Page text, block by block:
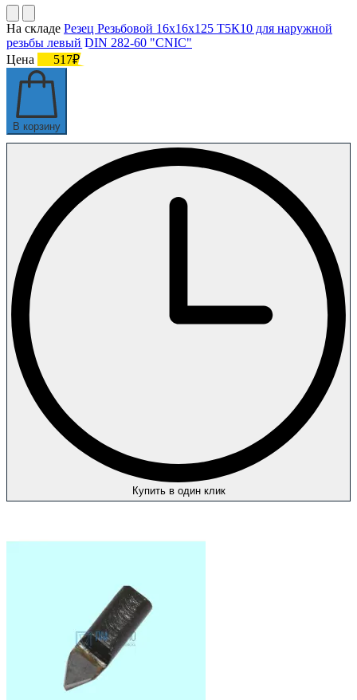
На складе Резец Резьбовой 16х16х125 Т5К10 для наружной
резьбы левый DIN 282-60 "CNIC"
Цена
517₽
В корзину
Купить в один клик